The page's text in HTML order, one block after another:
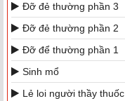
Đỡ đẻ thường phần 3
Đỡ đẻ thường phần 2
Đỡ để thường phần 1
Sinh mổ
Lẻ loi người thầy thuốc